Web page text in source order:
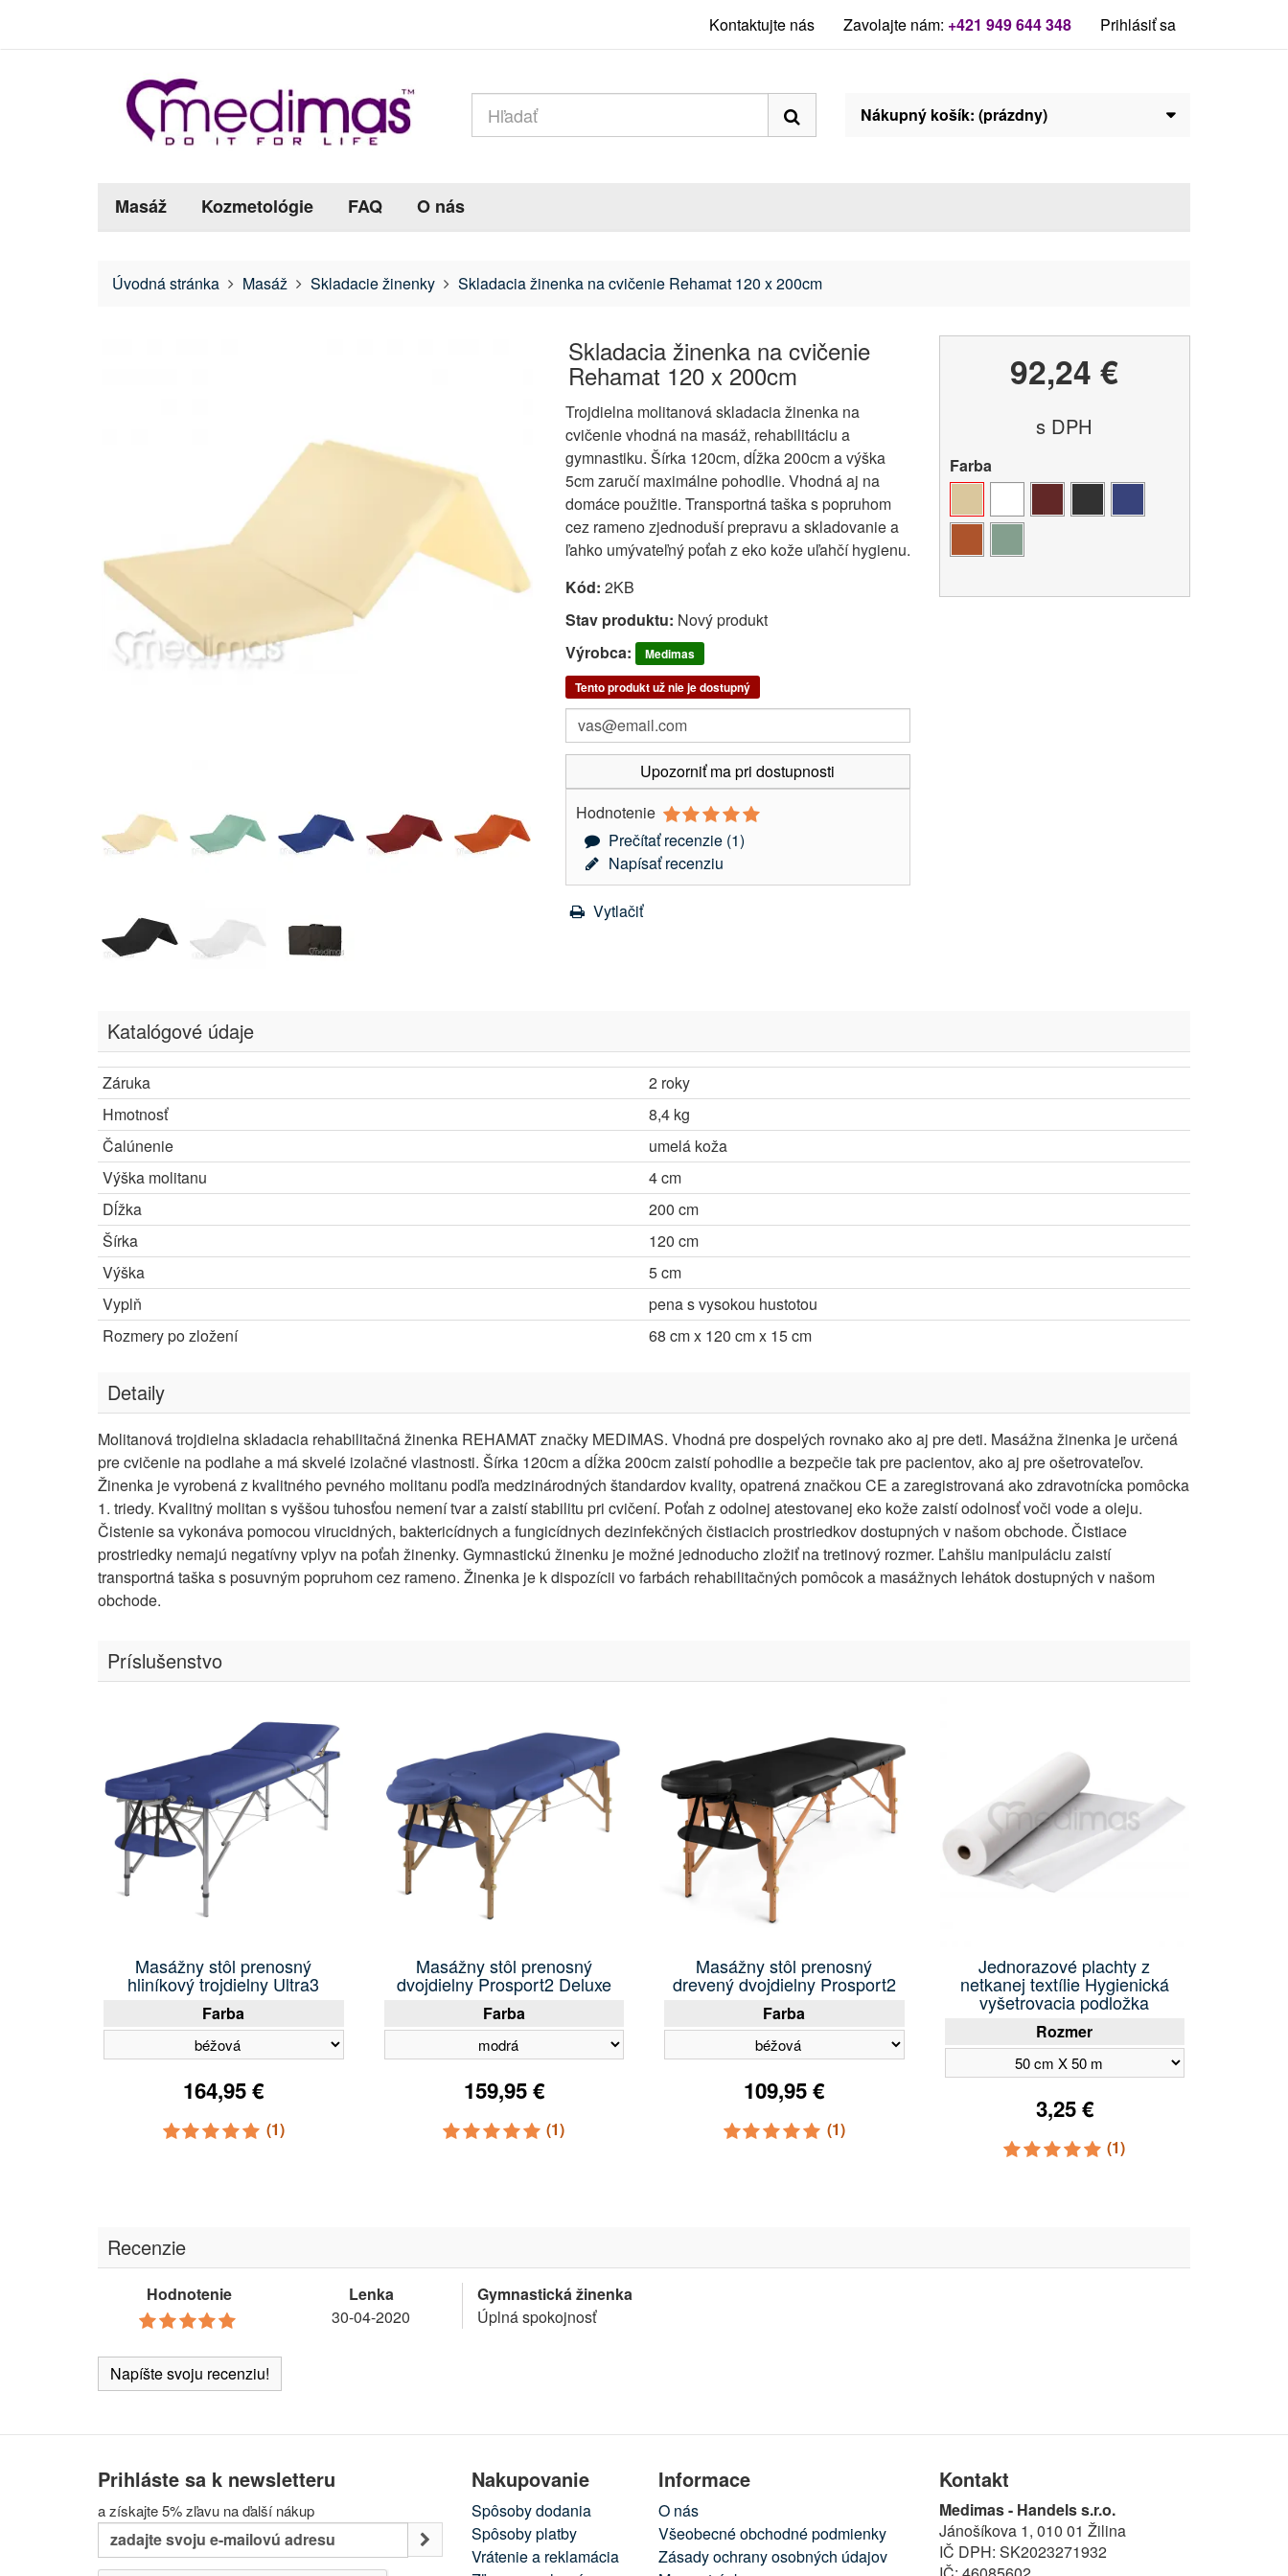
Kontaktujte nás Zavolajte nám: +421 949 644 348 Prihlásiť sa
Nákupný košík: (prázdny)
Masáž Kozmetológie FAQ O nás
Úvodná stránka Masáž Skladacie žinenky Skladacia žinenka na cvičenie Rehamat 120 x 200cm
Skladacia žinenka na cvičenie
Rehamat 120 x 200cm
Trojdielna molitanová skladacia žinenka na
cvičenie vhodná na masáž, rehabilitáciu a
gymnastiku. Šírka 120cm, dĺžka 200cm a výška
5cm zaručí maximálne pohodlie. Vhodná aj na
domáce použitie. Transportná taška s popruhom
cez rameno zjednoduší prepravu a skladovanie a
ľahko umývateľný poťah z eko kože uľahčí hygienu.
Kód: 2KB
Stav produktu: Nový produkt
Výrobca:
Medimas
Tento produkt už nie je dostupný
Upozorniť ma pri dostupnosti
Hodnotenie
Prečítať recenzie (1)
Napísať recenziu
Vytlačiť
92,24 €
s DPH
Farba
Katalógové údaje
Záruka
2 roky
Hmotnosť
8,4 kg
Čalúnenie
umelá koža
Výška molitanu
4 cm
Dĺžka
200 cm
Šírka
120 cm
Výška
5 cm
Vyplň
pena s vysokou hustotou
Rozmery po zložení
68 cm x 120 cm x 15 cm
Detaily
Molitanová trojdielna skladacia rehabilitačná žinenka REHAMAT značky MEDIMAS. Vhodná pre dospelých rovnako ako aj pre deti. Masážna žinenka je určená
pre cvičenie na podlahe a má skvelé izolačné vlastnosti. Šírka 120cm a dĺžka 200cm zaistí pohodlie a bezpečie tak pre pacientov, ako aj pre ošetrovateľov.
Žinenka je vyrobená z kvalitného pevného molitanu podľa medzinárodných štandardov kvality, opatrená značkou CE a zaregistrovaná ako zdravotnícka pomôcka
1. triedy. Kvalitný molitan s vyššou tuhosťou nemení tvar a zaistí stabilitu pri cvičení. Poťah z odolnej atestovanej eko kože zaistí odolnosť voči vode a oleju.
Čistenie sa vykonáva pomocou virucidných, baktericídnych a fungicídnych dezinfekčných čistiacich prostriedkov dostupných v našom obchode. Čistiace
prostriedky nemajú negatívny vplyv na poťah žinenky. Gymnastickú žinenku je možné jednoducho zložiť na tretinový rozmer. Ľahšiu manipuláciu zaistí
transportná taška s posuvným popruhom cez rameno. Žinenka je k dispozícii vo farbách rehabilitačných pomôcok a masážnych lehátok dostupných v našom
obchode.
Príslušenstvo
Masážny stôl prenosný
hliníkový trojdielny Ultra3
Farba
164,95 €
(1)
Masážny stôl prenosný
dvojdielny Prosport2 Deluxe
Farba
159,95 €
(1)
Masážny stôl prenosný
drevený dvojdielny Prosport2
Farba
109,95 €
(1)
Jednorazové plachty z
netkanej textílie Hygienická
vyšetrovacia podložka
Rozmer
3,25 €
(1)
Recenzie
Hodnotenie
Lenka
30-04-2020
Gymnastická žinenka
Úplná spokojnosť
Napíšte svoju recenziu!
Prihláste sa k newsletteru
a získajte 5% zľavu na ďalší nákup
Nakupovanie
Spôsoby dodania
Spôsoby platby
Vrátenie a reklamácia
Informace
O nás
Všeobecné obchodné podmienky
Zásady ochrany osobných údajov
Kontakt
Medimas - Handels s.r.o.
Jánošíkova 1, 010 01 Žilina
IČ DPH: SK2023271932